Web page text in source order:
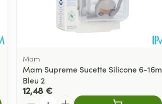
Mam
Mam Supreme Sucette Silicone 6-16m
Bleu 2
12,48 €
Quantité